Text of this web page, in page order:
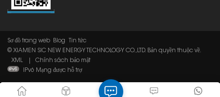
Sơ đồ trang web Blog
Tin tức
© XIAMEN SIC NEW ENERGY TECHNOLOGY CO.,LTD. Bản quyền thuộc về.
XML
Chính sách bảo mật
IPv6 Mạng được hỗ trợ